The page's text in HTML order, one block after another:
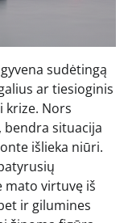
sudėtingą
ar tiesioginis
krize. Nors
situacija
išlieka niūri.
mato virtuvę iš
ir gilumines